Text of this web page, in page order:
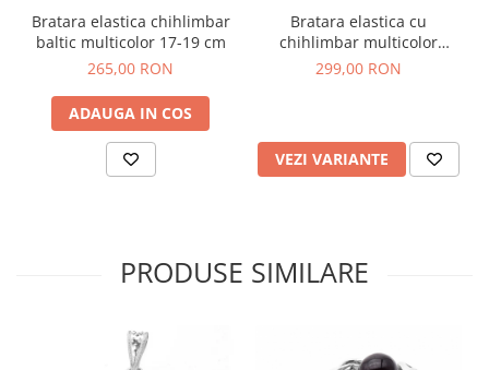
Bratara elastica chihlimbar
baltic multicolor 17-19 cm
265,00 RON
ADAUGA IN COS
Bratara elastica cu
chihlimbar multicolor
discuri
299,00 RON
VEZI VARIANTE
PRODUSE SIMILARE